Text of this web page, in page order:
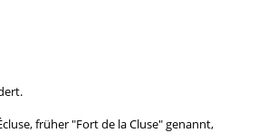
früher "Fort de la Cluse" genannt,